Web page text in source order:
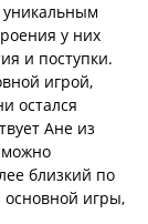
уникальным
у них
и поступки.
игрой,
остался
Ане из
можно
близкий по
игры,